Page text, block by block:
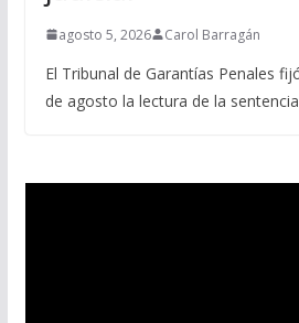
agosto 5, 2026 Carol Barragán
El Tribunal de Garantías Penales
de agosto la lectura de la